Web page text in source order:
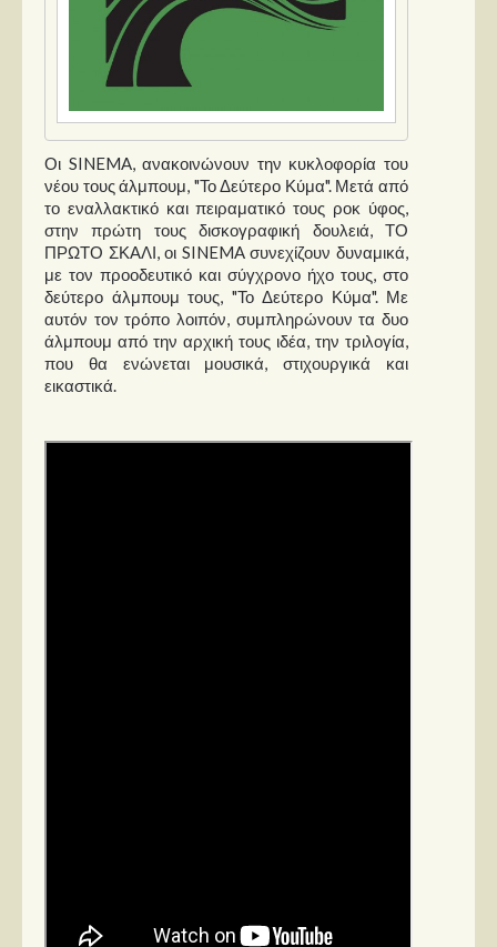
Μουσικοί
Διάφοροι
Εκτός Συνόρων
Νέα
Στήλες
Polls
Small Talk
Blog
Οι SINEMA, ανακοινώνουν την κυκλοφορία του
νέου τους άλμπουμ, "Το Δεύτερο Κύμα". Μετά από
το εναλλακτικό και πειραματικό τους ροκ ύφος,
στην πρώτη τους δισκογραφική δουλειά, ΤΟ
ΠΡΩΤΟ ΣΚΑΛΙ, οι SINEMA συνεχίζουν δυναμικά,
με τον προοδευτικό και σύγχρονο ήχο τους, στο
δεύτερο άλμπουμ τους, "Το Δεύτερο Κύμα". Με
αυτόν τον τρόπο λοιπόν, συμπληρώνουν τα δυο
άλμπουμ από την αρχική τους ιδέα, την τριλογία,
που θα ενώνεται μουσικά, στιχουργικά και
εικαστικά.